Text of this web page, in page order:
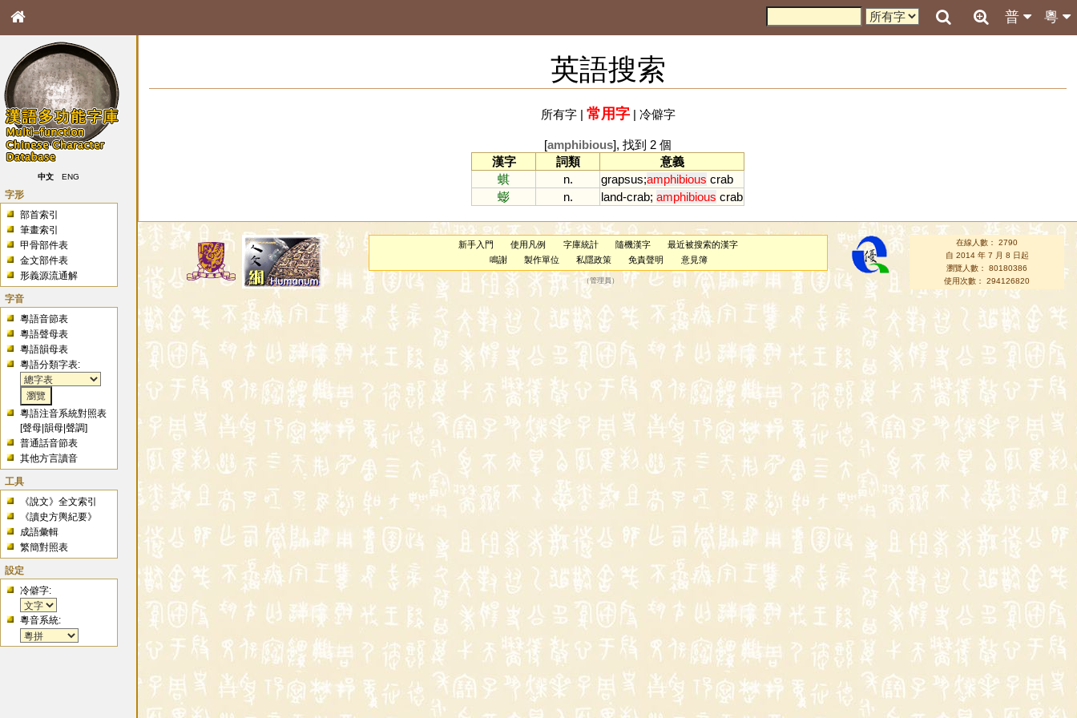
粵
普
中文 ENG
字形
部首索引
筆畫索引
甲骨部件表
金文部件表
形義源流通解
字音
粵語音節表
粵語聲母表
粵語韻母表
粵語分類字表:
粵語注音系統對照表
[聲母 |韻母 |聲調]
普通話音節表
其他方言讀音
工具
《說文》全文索引
《讀史方輿紀要》
成語彙輯
繁簡對照表
設定
冷僻字:
粵音系統:
英語搜索
所有字| 常用字| 冷僻字
[amphibious], 找到 2 個
漢字
詞類
意義
蜞
n. grapsus;amphibious crab
蟛
n. land-crab; amphibious crab
新手入門 使用凡例 字庫統計 隨機漢字
最近被搜索的漢字
鳴謝
製作單位 私隱政策 免責聲明 意見簿
（管理員 ）
在線人數： 2790
自 2014 年 7 月 8 日起
瀏覽人數： 80180386
使用次數： 294126820